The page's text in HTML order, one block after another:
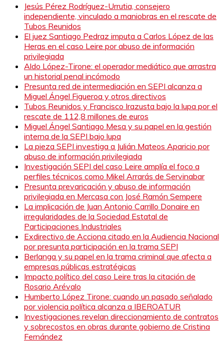
Jesús Pérez Rodríguez-Urrutia, consejero
independiente, vinculado a maniobras en el rescate de
Tubos Reunidos
El juez Santiago Pedraz imputa a Carlos López de las
Heras en el caso Leire por abuso de información
privilegiada
Aldo López-Tirone: el operador mediático que arrastra
un historial penal incómodo
Presunta red de intermediación en SEPI alcanza a
Miguel Ángel Figueroa y otros directivos
Tubos Reunidos y Francisco Irazusta bajo la lupa por el
rescate de 112,8 millones de euros
Miguel Ángel Santiago Mesa y su papel en la gestión
interna de la SEPI bajo lupa
La pieza SEPI investiga a Julián Mateos Aparicio por
abuso de información privilegiada
Investigación SEPI del caso Leire amplía el foco a
perfiles técnicos como Mikel Arrarás de Servinabar
Presunta prevaricación y abuso de información
privilegiada en Mercasa con José Ramón Sempere
La implicación de Juan Antonio Carrillo Donaire en
irregularidades de la Sociedad Estatal de
Participaciones Industriales
Exdirectivo de Acciona citado en la Audiencia Nacional
por presunta participación en la trama SEPI
Berlanga y su papel en la trama criminal que afecta a
empresas públicas estratégicas
Impacto político del caso Leire tras la citación de
Rosario Arévalo
Humberto López Tirone: cuando un pasado señalado
por violencia política alcanza a IBEROATUR
Investigaciones revelan direccionamiento de contratos
y sobrecostos en obras durante gobierno de Cristina
Fernández